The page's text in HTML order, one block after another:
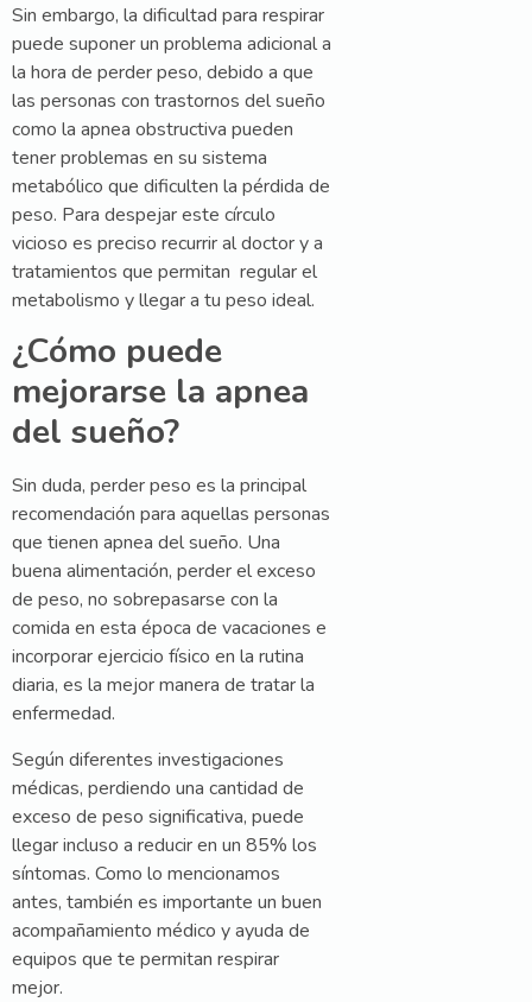
Sin embargo, la dificultad para respirar
puede suponer un problema adicional a
la hora de perder peso, debido a que
las personas con trastornos del sueño
como la apnea obstructiva pueden
tener problemas en su sistema
metabólico que dificulten la pérdida de
peso. Para despejar este círculo
vicioso es preciso recurrir al doctor y a
tratamientos que permitan regular el
metabolismo y llegar a tu peso ideal.
¿Cómo puede
mejorarse la apnea
del sueño?
Sin duda, perder peso es la principal
recomendación para aquellas personas
que tienen apnea del sueño. Una
buena alimentación, perder el exceso
de peso, no sobrepasarse con la
comida en esta época de vacaciones e
incorporar ejercicio físico en la rutina
diaria, es la mejor manera de tratar la
enfermedad.
Según diferentes investigaciones
médicas, perdiendo una cantidad de
exceso de peso significativa, puede
llegar incluso a reducir en un 85% los
síntomas. Como lo mencionamos
antes, también es importante un buen
acompañamiento médico y ayuda de
equipos que te permitan respirar
mejor.